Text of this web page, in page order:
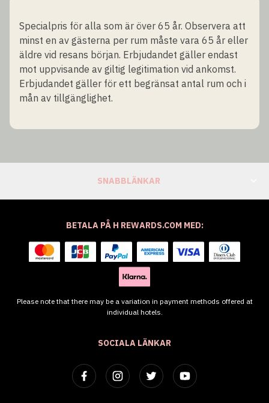
Specialpris för alla som är över 65 år. Observera att
minst en av gästerna per rum måste vara 65 år eller
äldre vid resans början. Erbjudandet gäller endast
mot uppvisande av giltig legitimation vid ankomst.
Erbjudandet gäller för ett begränsat antal rum och i
mån av tillgänglighet.
SNABBLÄNKAR
SOCIALA LÄNKAR
BETALA PÅ H REWARDS.COM MED:
Please note that there may be a variation in payment methods offered at
individual hotels.